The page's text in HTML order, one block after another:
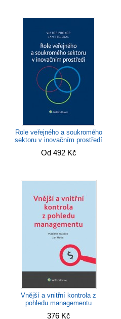
Role veřejného a soukromého
sektoru v inovačním prostředí
Od 492 Kč
Vnější a vnitřní kontrola z
pohledu managementu
376 Kč